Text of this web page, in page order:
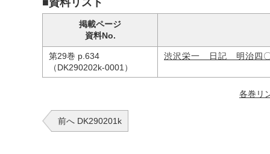
■資料リスト
掲載ページ
資料No.
第29巻 p.634
（DK290202k-0001）
渋沢栄一 日記 明治四
各巻リ
前へ DK290201k